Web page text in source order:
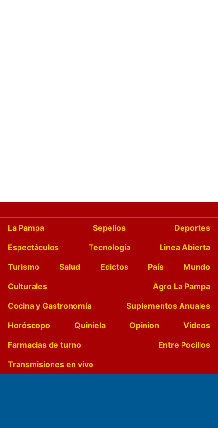
La Pampa Sepelios
Deportes
Espectáculos
Tecnología
Linea Abierta
Turismo
Salud Edictos País
Mundo
Culturales
Agro La Pampa
Cocina y Gastronomía
Suplementos Anuales
Horóscopo
Quiniela Opinion
Videos
Farmacias de turno
Entre Pocillos
Transmisiones en vivo